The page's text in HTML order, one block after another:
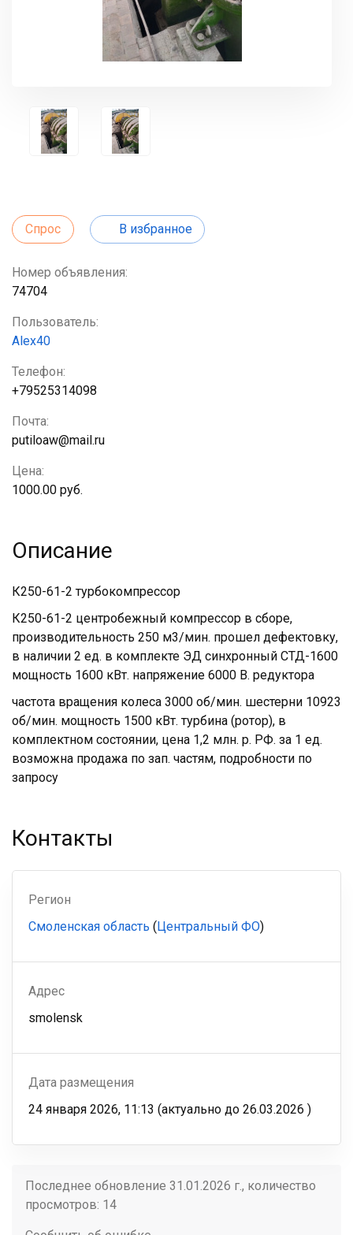
Спрос В избранное
Номер объявления:
74704
Пользователь:
Alex40
Телефон:
+79525314098
Почта:
putiloaw@mail.ru
Цена:
1000.00 руб.
Описание
К250-61-2 турбокомпрессор
К250-61-2 центробежный компрессор в сборе,
производительность 250 м3/мин. прошел дефектовку,
в наличии 2 ед. в комплекте ЭД синхронный СТД-1600
мощность 1600 кВт. напряжение 6000 В. редуктора
частота вращения колеса 3000 об/мин. шестерни 10923
об/мин. мощность 1500 кВт. турбина (ротор), в
комплектном состоянии, цена 1,2 млн. р. РФ. за 1 ед.
возможна продажа по зап. частям, подробности по
запросу
Контакты
Регион
Смоленская область (Центральный ФО)
Адрес
smolensk
Дата размещения
24 января 2026, 11:13 (актуально до 26.03.2026 )
Последнее обновление 31.01.2026 г., количество
просмотров: 14